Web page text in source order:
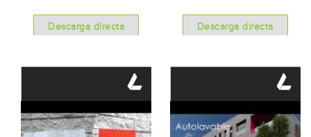
Descarga directa Descarga directa